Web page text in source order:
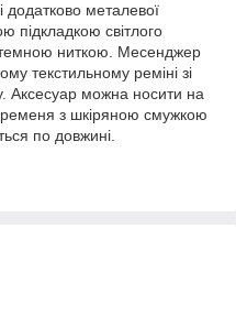
додатково металевої
підкладкою світлого
темною ниткою. Месенджер
текстильному реміні зі
Аксесуар можна носити на
ременя з шкіряною смужкою
по довжині.